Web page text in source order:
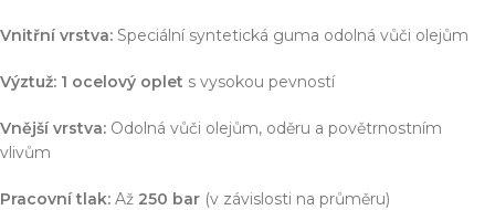
Vnitřní vrstva: Speciální syntetická guma odolná vůči olejům
Výztuž: 1 ocelový oplet s vysokou pevností
Vnější vrstva: Odolná vůči olejům, oděru a povětrnostním
vlivům
Pracovní tlak: Až 250 bar (v závislosti na průměru)